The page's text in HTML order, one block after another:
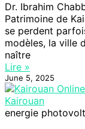
Dr. Ibrahim
Patrimoine de
se perdent
modèles, la ville
naître
Lire »
June 5, 2025
energie